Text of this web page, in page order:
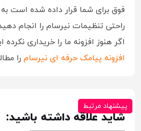
فوق برای شما قرار داده شده است
راحتی تنظیمات نیرسام را انجام
اگر هنوز افزونه ما را خریداری
افزونه پیامک حرفه ای نیرسام را
پیشنهاد مرتبط
شاید علاقه داشته باشید: